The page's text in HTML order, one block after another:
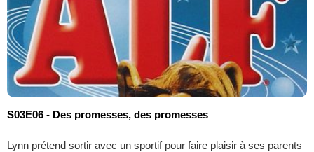
S03E06 - Des promesses, des promesses
Lynn prétend sortir avec un sportif pour faire plaisir à ses parents